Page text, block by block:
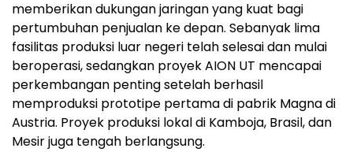
memberikan dukungan jaringan yang kuat bagi
pertumbuhan penjualan ke depan. Sebanyak lima
fasilitas produksi luar negeri telah selesai dan mulai
beroperasi, sedangkan proyek AION UT mencapai
perkembangan penting setelah berhasil
memproduksi prototipe pertama di pabrik Magna di
Austria. Proyek produksi lokal di Kamboja, Brasil, dan
Mesir juga tengah berlangsung.